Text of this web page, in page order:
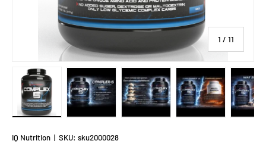
1 / van
11
IQ Nutrition | SKU: sku2000028